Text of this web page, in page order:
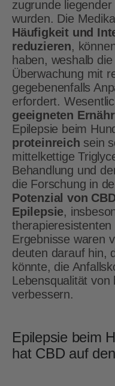
zugrunde
wurden. Die
Häufigkeit und
reduzieren,
haben, weshalb
Überwachung mit
gegebenenfalls
erfordert.
geeigneten
Epilepsie beim
proteinreich sein
mittelkettige
Behandlung und
die Forschung in
Potenzial von
Epilepsie,
Ergebnisse waren
deuten darauf hin,
könnte, die
Lebensqualität von
verbessern.
Epilepsie beim
hat CBD auf